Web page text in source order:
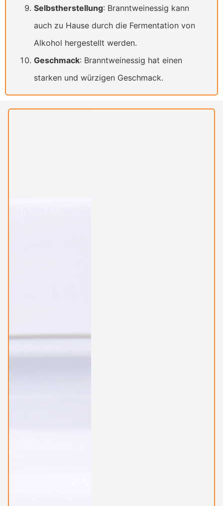
Selbstherstellung: Branntweinessig kann
auch zu Hause durch die Fermentation von
Alkohol hergestellt werden.
Geschmack: Branntweinessig hat einen
starken und würzigen Geschmack.